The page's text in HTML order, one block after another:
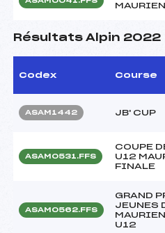
Résultats Alpin 2022
Codex Course
ASAM1442 JB' CUP
ASAM0531.FFS
COUPE
U12
FINALE
ASAM0562.FFS
GRAND
JEUNES
U12